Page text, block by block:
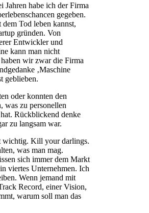
Jahren habe ich der Firma
gegeben.
Tod leben kannst,
gründen. Von
Entwickler und
kann man nicht
wir zwar die Firma
‚Maschine
geblieben.
oder konnten den
was zu personellen
Rückblickend denke
zu langsam war.
wichtig. Kill your darlings.
was man mag.
sich immer dem Markt
viertes Unternehmen. Ich
Wenn jemand mit
Record, einer Vision,
warum soll man das